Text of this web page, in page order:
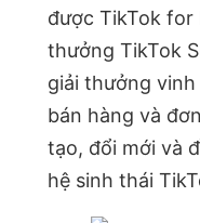
được TikTok for
thưởng TikTok
giải thưởng
bán hàng và
tạo, đổi mới và
hệ sinh thái